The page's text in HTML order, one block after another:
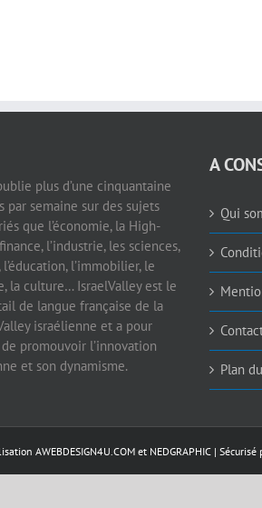
plus d’une cinquantaine
par semaine sur des sujets
que l’économie, la High-
l’industrie, les sciences,
l’éducation, l’immobilier, le
la culture… IsraelValley est le
de langue française de la
israélienne et a pour
promouvoir l’innovation
et son dynamisme.
A
Qui
Plan
AWEBDESIGN4U.COM et NEDGRAPHIC | Sécurisé